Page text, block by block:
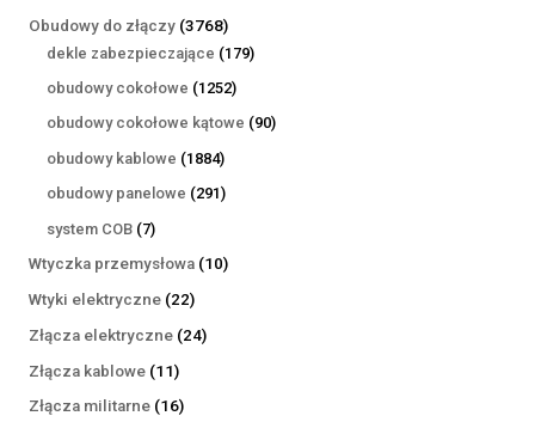
produktów
Obudowy do złączy 37683768
produktów
dekle zabezpieczające 179179
obudowy cokołowe 12521252
produkty
obudowy cokołowe kątowe 9090
obudowy kablowe 18841884
produkty
obudowy panelowe 291291
system COB 77
produktów
Wtyczka przemysłowa 1010
Wtyki elektryczne 2222
produkty
Złącza elektryczne 2424
Złącza kablowe 1111
produktów
Złącza militarne 1616